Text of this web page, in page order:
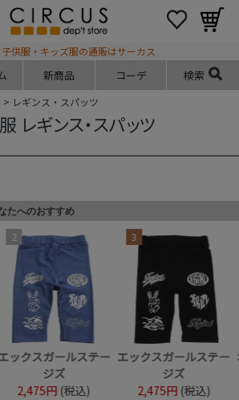
供服・キッズ服の通販はサーカス
新商品 コーデ 検索
レギンス・スパッツ
レギンス・スパッツ
たへのおすすめ
5
オーシャン＆グラウン
ド
990円 (税込)
6
オーシャン＆グラウン
ド
2,750円(税込)